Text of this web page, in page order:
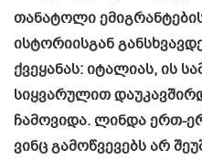
თანატოლი
ისტორიისგან
ქვეყანას: იტალიას, ის
სიყვარულით
ჩამოვიდა. ლინდა ერთ-
ვინც გამოწვევებს არ